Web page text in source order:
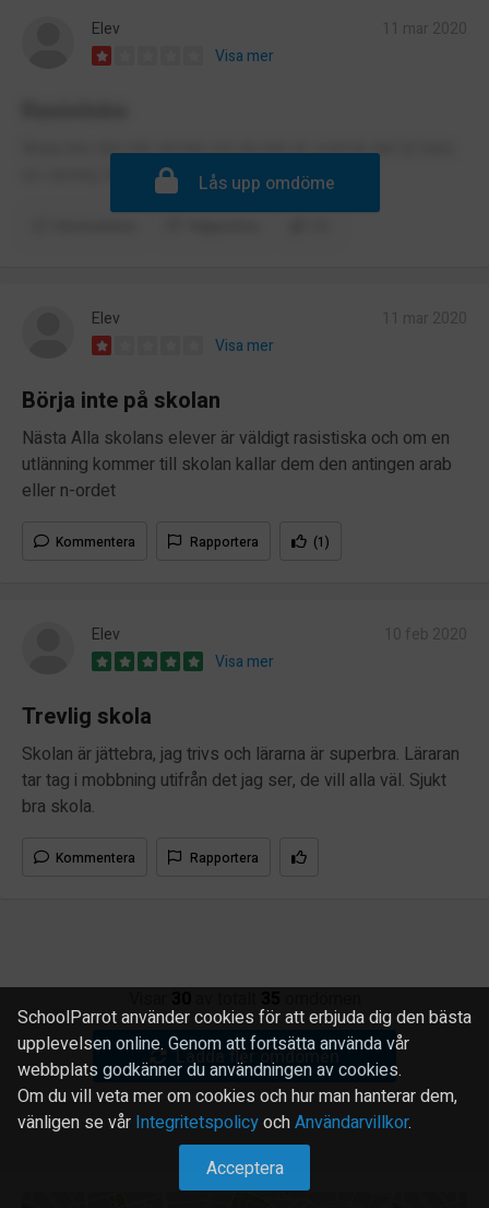
Elev
Visa mer
Börja inte den här skolan om du inte är svensk det är bara
en varning 🚨 nästa alla elever är rasister!
Lås upp omdöme
Elev
Visa mer
Börja inte på skolan
Nästa Alla skolans elever är väldigt rasistiska och om en
utlänning kommer till skolan kallar dem den antingen arab
eller n-ordet
Kommentera Rapportera (1)
Elev
Visa mer
Trevlig skola
Skolan är jättebra, jag trivs och lärarna är superbra. Läraran
tar tag i mobbning utifrån det jag ser, de vill alla väl. Sjukt
bra skola.
Kommentera Rapportera
Ladda fler omdömen
SchoolParrot använder cookies för att erbjuda dig den bästa
upplevelsen online. Genom att fortsätta använda vår
webbplats godkänner du användningen av cookies.
Om du vill veta mer om cookies och hur man hanterar dem,
vänligen se vår IntegritetspolicyochAnvändarvillkor.
Acceptera